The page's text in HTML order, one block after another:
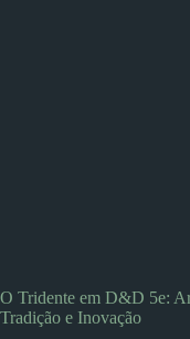
O Tridente em D&D 5e:
Tradição e Inovação